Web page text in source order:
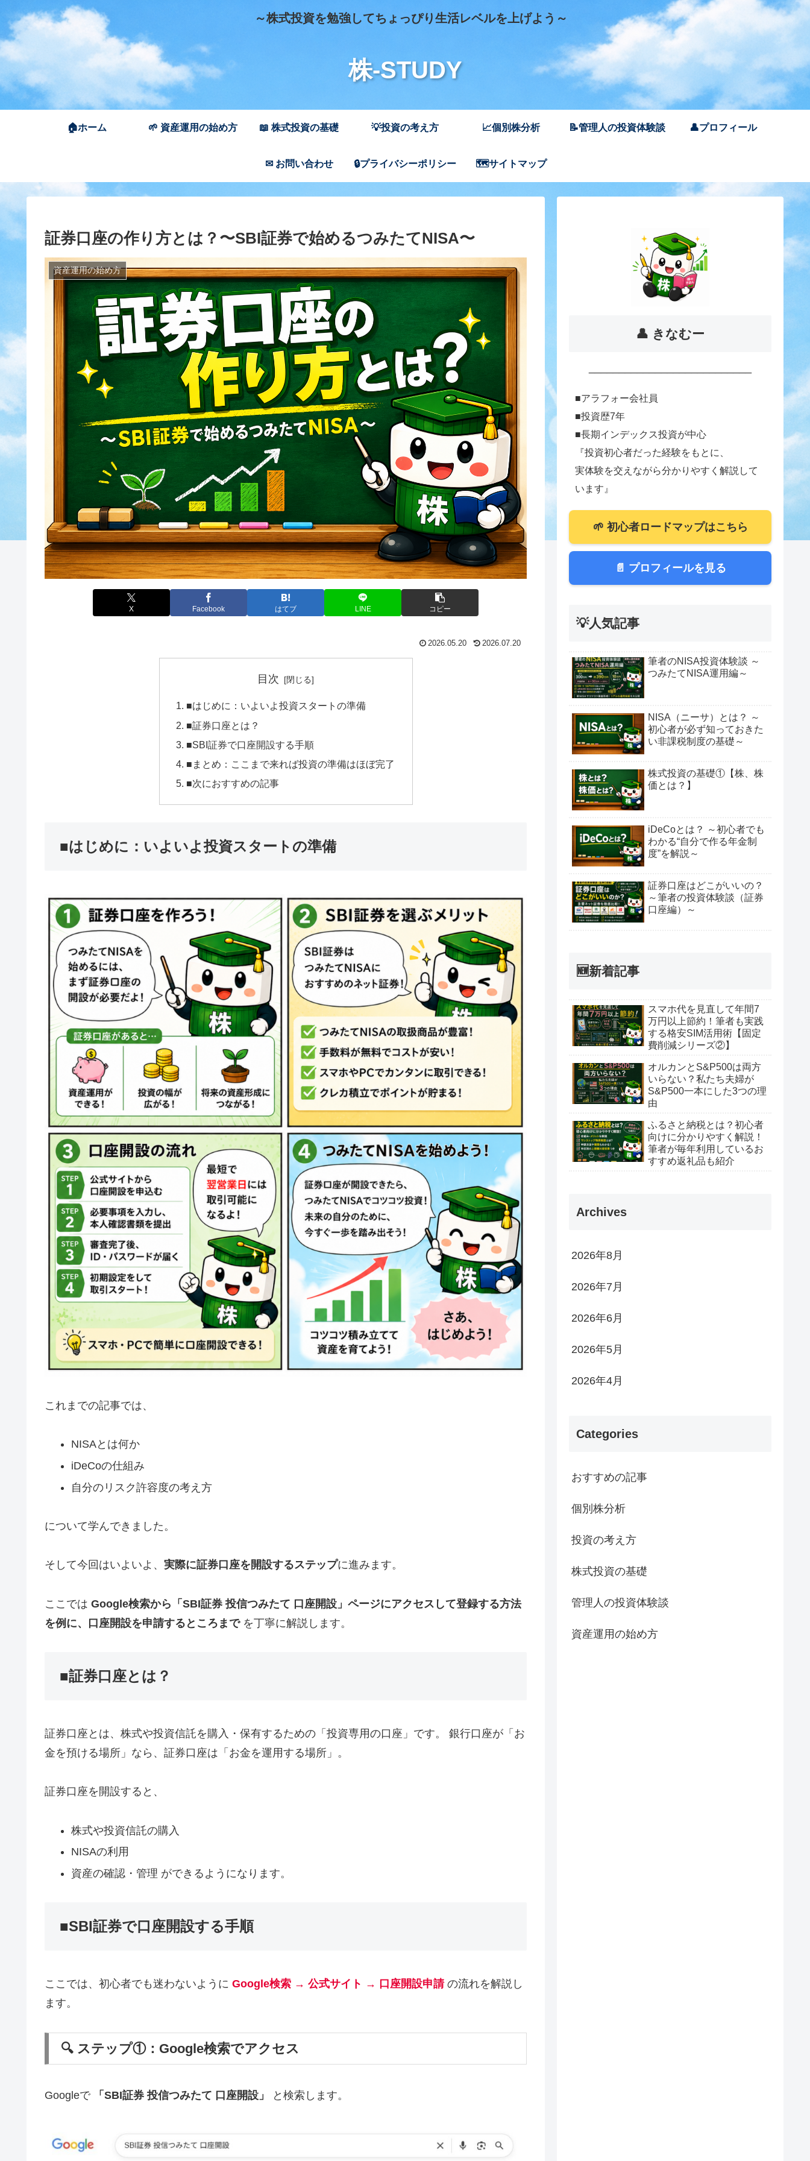
～株式投資を勉強してちょっぴり生活レベルを上げよう～
株-STUDY
🏠ホーム 🌱 資産運用の始め方 📖 株式投資の基礎 💡投資の考え方 📈個別株分析 📝管理人の投資体験談 👤プロフィール
✉ お問い合わせ 🔒プライバシーポリシー 🗺️サイトマップ
証券口座の作り方とは？〜SBI証券で始めるつみたてNISA〜
資産運用の始め方
X Facebook はてブ LINE コピー
2026.05.20 2026.07.20
目次
■はじめに：いよいよ投資スタートの準備
■証券口座とは？
■SBI証券で口座開設する手順
■まとめ：ここまで来れば投資の準備はほぼ完了
■次におすすめの記事
■はじめに：いよいよ投資スタートの準備
これまでの記事では、
NISAとは何か
iDeCoの仕組み
自分のリスク許容度の考え方
について学んできました。
そして今回はいよいよ、 実際に証券口座を開設するステップに進みます。
ここでは Google検索から「SBI証券 投信つみたて 口座開設」ページにアクセスして登録する方法
を例に、口座開設を申請するところまでを丁寧に解説します。
■証券口座とは？
証券口座とは、株式や投資信託を購入・保有するための「投資専用の口座」です。 銀行口座が「お
金を預ける場所」なら、証券口座は「お金を運用する場所」。
証券口座を開設すると、
株式や投資信託の購入
NISAの利用
資産の確認・管理 ができるようになります。
■SBI証券で口座開設する手順
ここでは、初心者でも迷わないように Google検索 → 公式サイト → 口座開設申請の流れを解説し
ます。
🔍 ステップ①：Google検索でアクセス
Googleで 「SBI証券 投信つみたて 口座開設」 と検索します。
👤 きなむー
■アラフォー会社員
■投資歴7年
■長期インデックス投資が中心
『投資初心者だった経験をもとに、
実体験を交えながら分かりやすく解説して
います』
🌱 初心者ロードマップはこちら
📄 プロフィールを見る
💡人気記事
筆者のNISA投資体験談 ～
つみたてNISA運用編～
NISA（ニーサ）とは？ ～
初心者が必ず知っておきた
い非課税制度の基礎～
株式投資の基礎①【株、株
価とは？】
iDeCoとは？ ～初心者でも
わかる“自分で作る年金制
度”を解説～
証券口座はどこがいいの？
～筆者の投資体験談（証券
口座編）～
🆕新着記事
スマホ代を見直して年間7
万円以上節約！筆者も実践
する格安SIM活用術【固定
費削減シリーズ②】
オルカンとS&P500は両方
いらない？私たち夫婦が
S&P500一本にした3つの理
由
ふるさと納税とは？初心者
向けに分かりやすく解説！
筆者が毎年利用しているお
すすめ返礼品も紹介
Archives
2026年8月
2026年7月
2026年6月
2026年5月
2026年4月
Categories
おすすめの記事
個別株分析
投資の考え方
株式投資の基礎
管理人の投資体験談
資産運用の始め方